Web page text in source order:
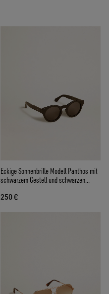
Eckige Sonnenbrille Modell Panthos mit
schwarzem Gestell und schwarzen
250 €